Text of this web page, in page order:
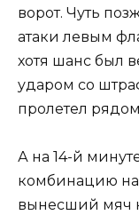
ворот. Чуть
атаки левым
хотя шанс был
ударом со
пролетел
А на 14-й
комбинацию
вынесший мяч